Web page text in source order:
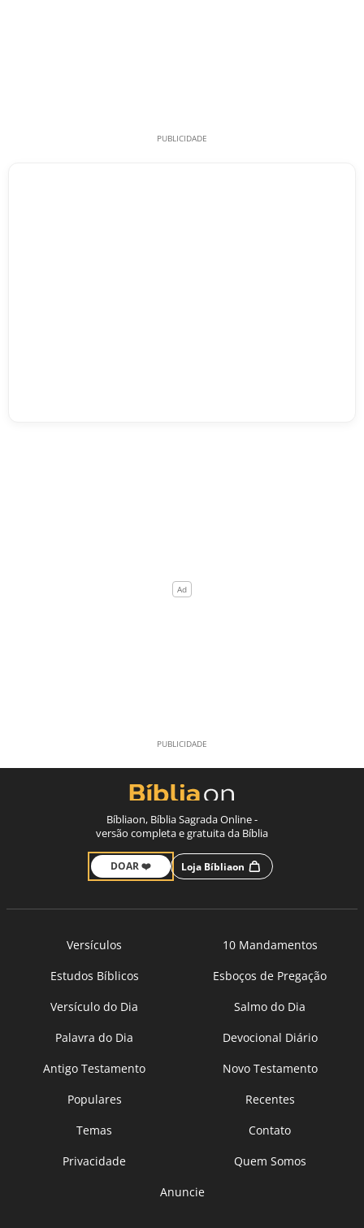
Bíbliaon, Bíblia Sagrada Online -
versão completa e gratuita da Bíblia
DOAR ❤️ Loja Bíbliaon
Versículos
10 Mandamentos
Estudos Bíblicos
Esboços de Pregação
Versículo do Dia
Salmo do Dia
Palavra do Dia
Devocional Diário
Antigo Testamento
Novo Testamento
Populares
Recentes
Temas
Contato
Privacidade
Quem Somos
Anuncie